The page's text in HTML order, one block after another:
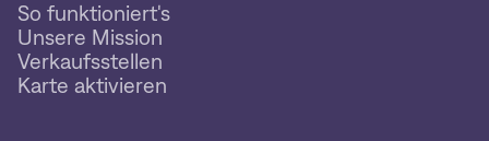
So funktioniert's
Unsere Mission
Verkaufsstellen
Karte aktivieren